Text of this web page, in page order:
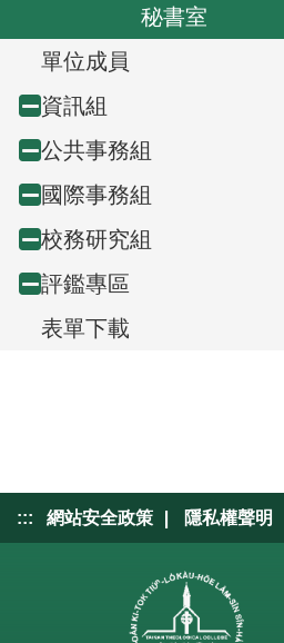
秘書室
T
r
e
e
v
i
e
單位成員
Collapse
node
資訊組
Collapse
node
公共事務組
Collapse
node
國際事務組
Collapse
node
校務研究組
Collapse
node
評鑑專區
表單下載
::: 網站安全政策 | 隱私權聲明